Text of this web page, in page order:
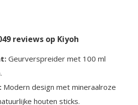
reviews op Kiyoh
Geurverspreider met 100 ml
Modern design met mineraalroze
houten sticks.